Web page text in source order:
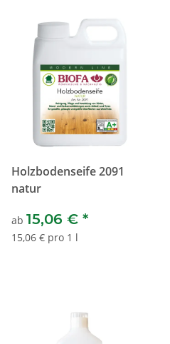
Holzbodenseife 2091
natur
ab 15,06 € *
15,06 € pro 1 l